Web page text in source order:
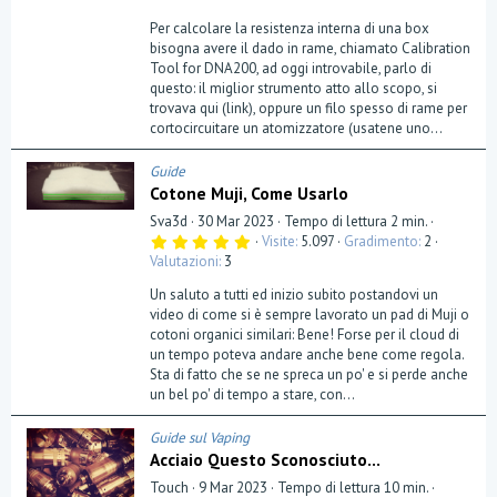
Per calcolare la resistenza interna di una box
bisogna avere il dado in rame, chiamato Calibration
Tool for DNA200, ad oggi introvabile, parlo di
questo: il miglior strumento atto allo scopo, si
trovava qui (link), oppure un filo spesso di rame per
cortocircuitare un atomizzatore (usatene uno...
Guide
Cotone Muji, Come Usarlo
Sva3d 30 Mar 2023
Tempo di lettura 2 min.
5
s
e
l
l
a
(
e
)
Visite 5.097 Gradimento 2
Valutazioni 3
Un saluto a tutti ed inizio subito postandovi un
video di come si è sempre lavorato un pad di Muji o
cotoni organici similari: Bene! Forse per il cloud di
un tempo poteva andare anche bene come regola.
Sta di fatto che se ne spreca un po' e si perde anche
un bel po' di tempo a stare, con...
Guide sul Vaping
Acciaio Questo Sconosciuto...
Touch 9 Mar 2023 Tempo di lettura 10 min.